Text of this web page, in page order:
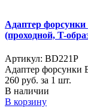
Адаптер
(проходной, T-
Артикул: BD221P
Адаптер форсунки
260 руб. за 1 шт.
В наличии
В корзину